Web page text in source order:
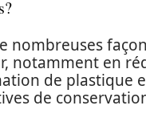
nombreuses
notamment en
de plastique
de